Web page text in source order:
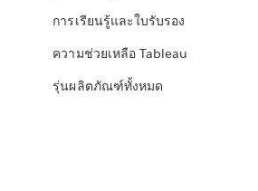
การเรียนรู้และใบรับรอง
ความช่วยเหลือ Tableau
รุ่นผลิตภัณฑ์ทั้งหมด